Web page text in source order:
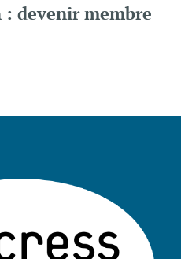
devenir membre